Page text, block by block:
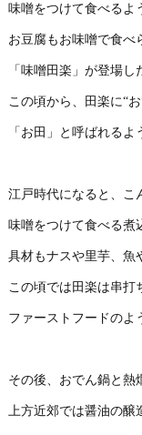
味噌をつけて食べるよ
お豆腐もお味噌で食べ
「味噌田楽」が登場し
この頃から、田楽に“
「お田」と呼ばれるよ
江戸時代になると、こ
味噌をつけて食べる煮
具材もナスや里芋、魚
この頃では田楽は串打
ファーストフードの
その後、おでん鍋と熱
上方近郊では醤油の醸